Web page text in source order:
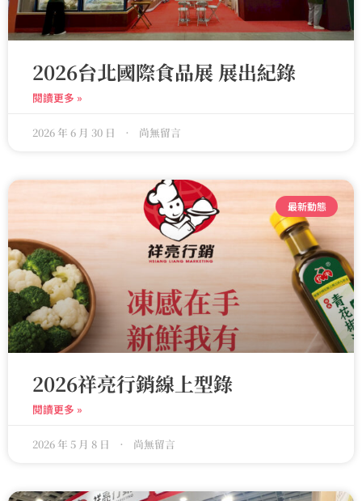
2026台北國際食品展 展出紀錄
閱讀更多 »
2026 年 6 月 30 日 尚無留言
最新動態
2026祥亮行銷線上型錄
閱讀更多 »
2026 年 5 月 8 日 尚無留言